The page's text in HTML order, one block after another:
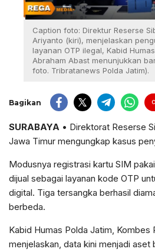
Caption foto: Direktur Reserse
Ariyanto (kiri), menjelaskan
layanan OTP ilegal, Kabid
Abraham Abast menunjukkan
foto. Tribratanews Polda Jatim).
Bagikan
SURABAYA • Direktorat Reserse
Jawa Timur mengungkap kasus
Modusnya registrasi kartu SIM
dijual sebagai layanan kode OTP
digital. Tiga tersangka berhasil
berbeda.
Kabid Humas Polda Jatim, Kombes
menjelaskan, data kini menjadi aset